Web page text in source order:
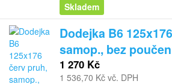
Skladem
Dodejka B6
samop., bez
1 270 Kč
1 536,70 Kč vč. DPH